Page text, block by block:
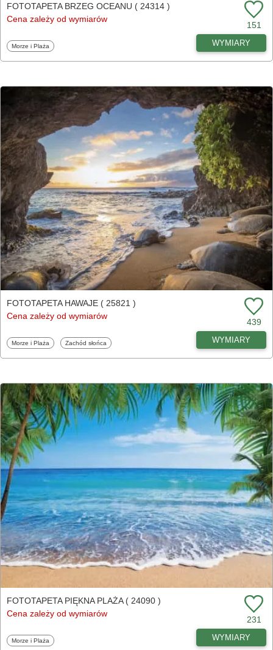
FOTOTAPETA BRZEG OCEANU ( 24314 )
Cena zależy od wymiarów
151
Fototapety
Morze i Plaża WYMIARY
FOTOTAPETA HAWAJE ( 25821 )
Cena zależy od wymiarów
439
Fototapety
Morze i Plaża Fototapety
Zachód słońca WYMIARY
FOTOTAPETA PIĘKNA PLAŻA ( 24090 )
Cena zależy od wymiarów
231
Fototapety
Morze i Plaża WYMIARY